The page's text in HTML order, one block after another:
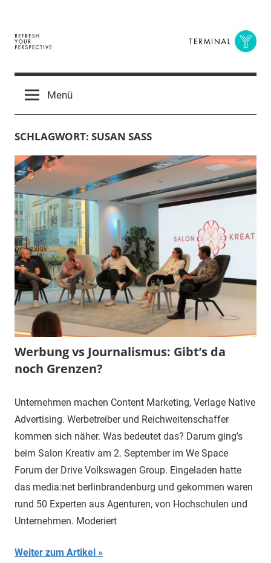
springen
Terminal
Y
Digital
BusinessMenü
SCHLAGWORT: SUSAN SASS
Werbung vs Journalismus: Gibt’s da
noch Grenzen?
Unternehmen machen Content Marketing, Verlage Native
Advertising. Werbetreiber und Reichweitenschaffer
kommen sich näher. Was bedeutet das? Darum ging’s
beim Salon Kreativ am 2. September im We Space
Forum der Drive Volkswagen Group. Eingeladen hatte
das media:net berlinbrandenburg und gekommen waren
rund 50 Experten aus Agenturen, von Hochschulen und
Unternehmen. Moderiert
Weiter zum Artikel